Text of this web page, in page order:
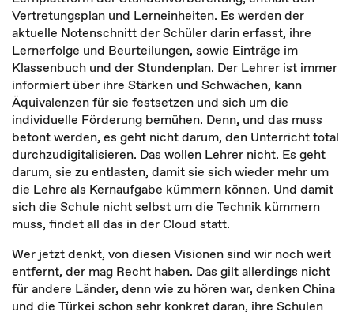
Vertretungsplan und Lerneinheiten. Es werden der
aktuelle Notenschnitt der Schüler darin erfasst, ihre
Lernerfolge und Beurteilungen, sowie Einträge im
Klassenbuch und der Stundenplan. Der Lehrer ist immer
informiert über ihre Stärken und Schwächen, kann
Äquivalenzen für sie festsetzen und sich um die
individuelle Förderung bemühen. Denn, und das muss
betont werden, es geht nicht darum, den Unterricht total
durchzudigitalisieren. Das wollen Lehrer nicht. Es geht
darum, sie zu entlasten, damit sie sich wieder mehr um
die Lehre als Kernaufgabe kümmern können. Und damit
sich die Schule nicht selbst um die Technik kümmern
muss, findet all das in der Cloud statt.
Wer jetzt denkt, von diesen Visionen sind wir noch weit
entfernt, der mag Recht haben. Das gilt allerdings nicht
für andere Länder, denn wie zu hören war, denken China
und die Türkei schon sehr konkret daran, ihre Schulen